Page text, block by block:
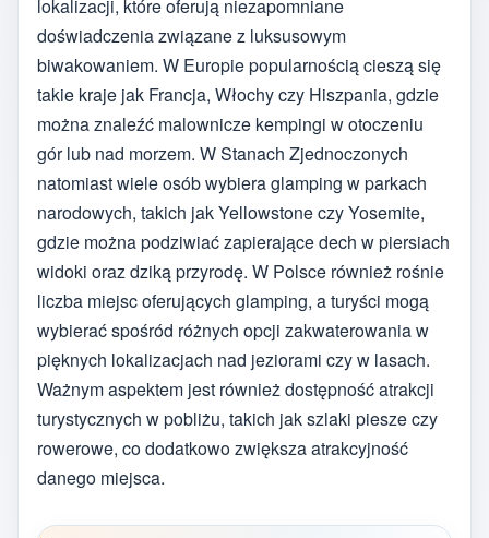
lokalizacji, które oferują niezapomniane
doświadczenia związane z luksusowym
biwakowaniem. W Europie popularnością cieszą się
takie kraje jak Francja, Włochy czy Hiszpania, gdzie
można znaleźć malownicze kempingi w otoczeniu
gór lub nad morzem. W Stanach Zjednoczonych
natomiast wiele osób wybiera glamping w parkach
narodowych, takich jak Yellowstone czy Yosemite,
gdzie można podziwiać zapierające dech w piersiach
widoki oraz dziką przyrodę. W Polsce również rośnie
liczba miejsc oferujących glamping, a turyści mogą
wybierać spośród różnych opcji zakwaterowania w
pięknych lokalizacjach nad jeziorami czy w lasach.
Ważnym aspektem jest również dostępność atrakcji
turystycznych w pobliżu, takich jak szlaki piesze czy
rowerowe, co dodatkowo zwiększa atrakcyjność
danego miejsca.